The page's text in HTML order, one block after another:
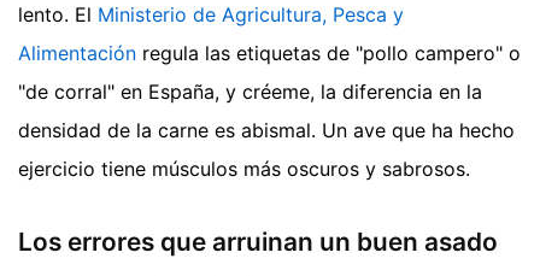
lento. El Ministerio de Agricultura, Pesca y
Alimentación regula las etiquetas de "pollo campero" o
"de corral" en España, y créeme, la diferencia en la
densidad de la carne es abismal. Un ave que ha hecho
ejercicio tiene músculos más oscuros y sabrosos.
Los errores que arruinan un buen asado